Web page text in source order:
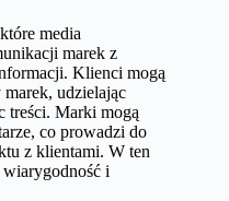
media
marek z
Klienci mogą
marek, udzielając
treści. Marki mogą
co prowadzi do
z klientami. W ten
i